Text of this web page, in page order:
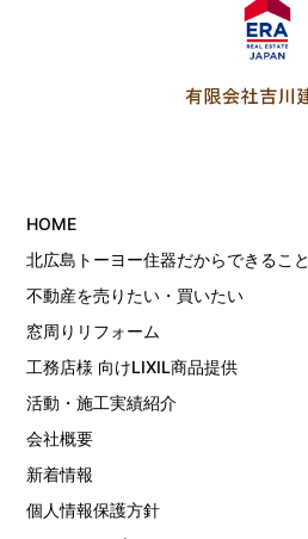
HOME
北広島トーヨー住器だからできること
不動産を売りたい・買いたい
窓周りリフォーム
工務店様 向けLIXIL商品提供
活動・施工実績紹介
会社概要
新着情報
個人情報保護方針